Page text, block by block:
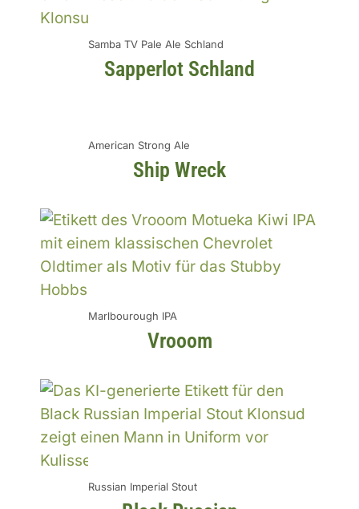
Samba TV Pale Ale Schland
Sapperlot Schland
American Strong Ale
Ship Wreck
Marlbourough IPA
Vrooom
Russian Imperial Stout